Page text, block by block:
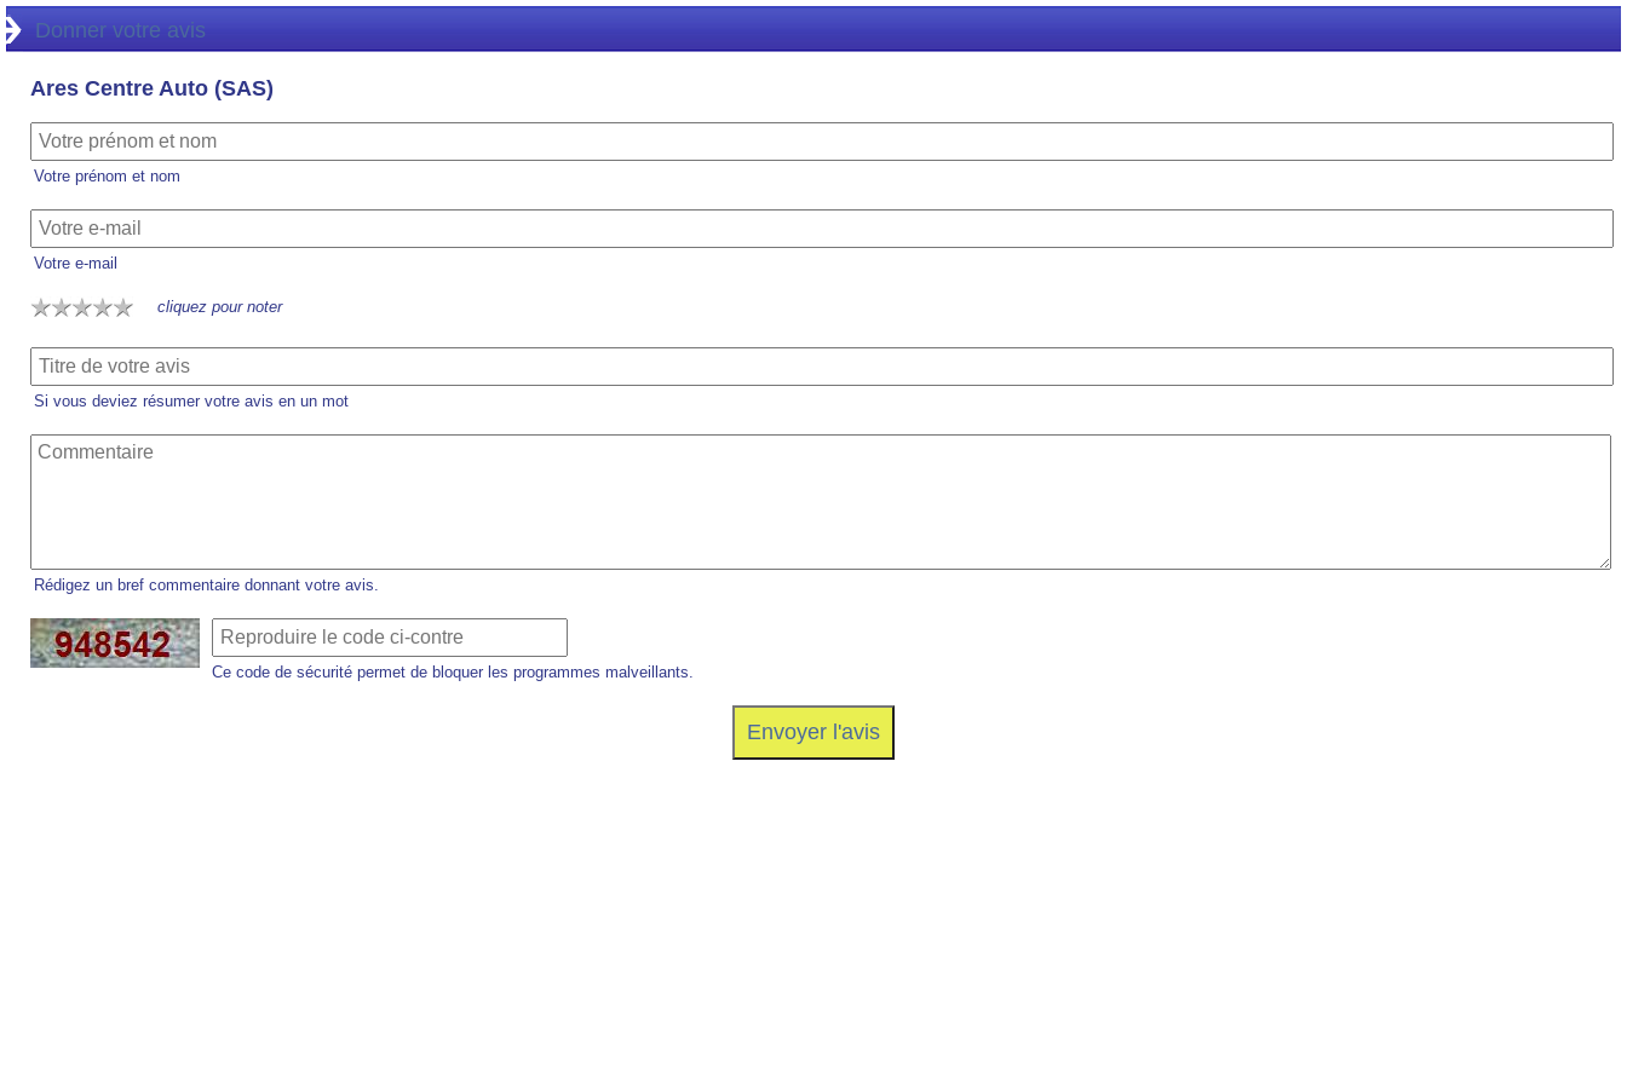
Donner votre avis
Ares Centre Auto (SAS)
Votre prénom et nom
Votre e-mail
cliquez pour noter
Si vous deviez résumer votre avis en un mot
Rédigez un bref commentaire donnant votre avis.
Ce code de sécurité permet de bloquer les programmes malveillants.